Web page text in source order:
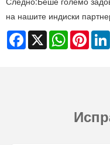
на нашите индиски
Facebook
X WhatsApp